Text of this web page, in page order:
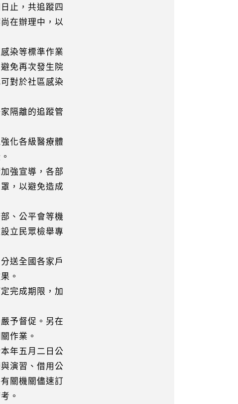
止，共追蹤四
在辦理中，以
染等標準作業
免再次發生院
對於社區感染
隔離的追蹤管
化各級醫療體
強宣導，各部
，以避免造成
、公平會等機
立民眾檢舉專
送全國各家戶
。
完成期限，加
予督促。另在
作業。
年五月二日公
演習、借用公
關機關儘速訂
。